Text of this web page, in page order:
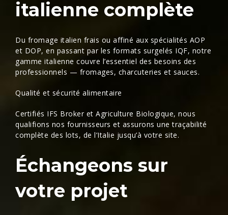
italienne complète
Du fromage italien frais ou affiné aux spécialités AOP
et DOP, en passant par les formats surgelés IQF, notre
gamme italienne couvre l’essentiel des besoins des
professionnels — fromages, charcuteries et sauces.
Qualité et sécurité alimentaire
Certifiés IFS Broker et Agriculture Biologique, nous
qualifions nos fournisseurs et assurons unetraçabilité
complète des lots, de l’Italie jusqu’à votre site.
Échangeons sur
votre projet